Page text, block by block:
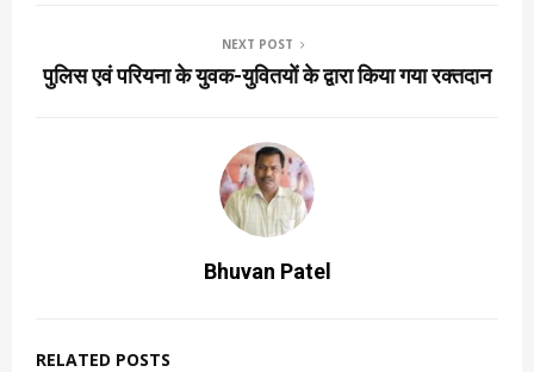
NEXT POST
पुलिस एवं परियना के युवक-युवितयों के द्वारा किया गया रक्तदान
Bhuvan Patel
RELATED POSTS